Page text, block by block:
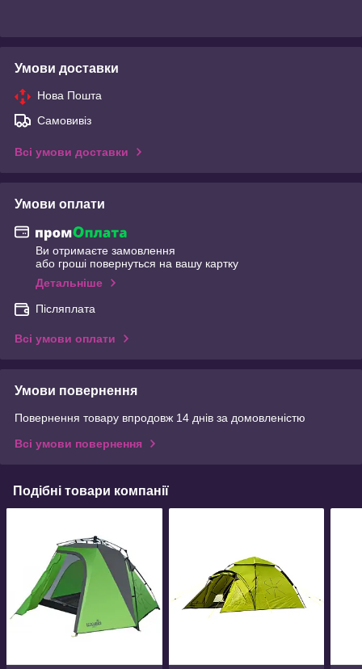
Умови доставки
Нова Пошта
Самовивіз
Всі умови доставки
Умови оплати
Ви отримаєте замовлення
або гроші повернуться на вашу картку
Детальніше
Післяплата
Всі умови оплати
Умови повернення
Повернення товару впродовж 14 днів за домовленістю
Всі умови повернення
Подібні товари компанії